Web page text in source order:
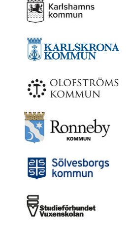
Lyssna